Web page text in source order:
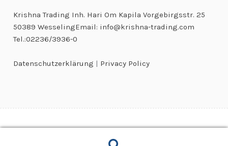
Krishna Trading Inh. Hari Om Kapila Vorgebirgsstr. 25
50389 WesselingEmail: info@krishna-trading.com
Tel.:02236/3936-0
Datenschutzerklärung | Privacy Policy